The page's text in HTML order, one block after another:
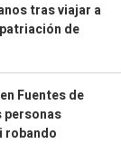
tras viajar a
de
Fuentes de
personas
robando